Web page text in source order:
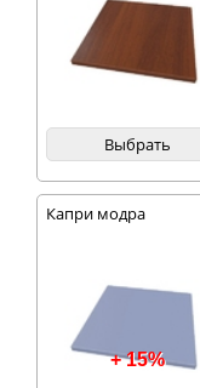
Выбрать
Капри модра
+ 15%